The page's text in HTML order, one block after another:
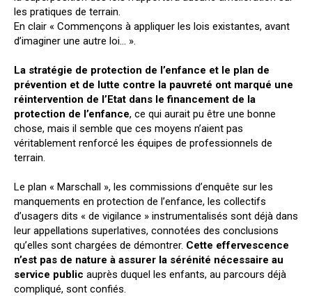
les pratiques de terrain.
En clair « Commençons à appliquer les lois existantes, avant
d’imaginer une autre loi… ».
La stratégie de protection de l’enfance et le plan de
prévention et de lutte contre la pauvreté ont marqué une
réintervention de l’Etat dans le financement de la
protection de l’enfance, ce qui aurait pu être une bonne
chose, mais il semble que ces moyens n’aient pas
véritablement renforcé les équipes de professionnels de
terrain.
Le plan « Marschall », les commissions d’enquête sur les
manquements en protection de l’enfance, les collectifs
d’usagers dits « de vigilance » instrumentalisés sont déjà dans
leur appellations superlatives, connotées des conclusions
qu’elles sont chargées de démontrer. Cette effervescence
n’est pas de nature à assurer la sérénité nécessaire au
service public auprès duquel les enfants, au parcours déjà
compliqué, sont confiés.